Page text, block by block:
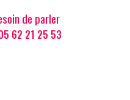
de parler
62 21 25 53